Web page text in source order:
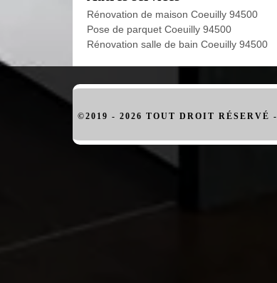
Rénovation de maison Coeuilly 94500
Pose de parquet Coeuilly 94500
Rénovation salle de bain Coeuilly 94500
©2019 - 2026 TOUT DROIT RÉSERVÉ -